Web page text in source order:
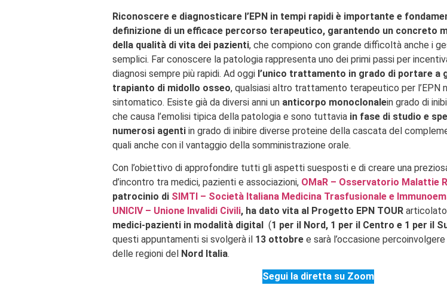
Riconoscere e diagnosticare l’EPN in tempi rapidi è importante e
definizione di un efficace percorso terapeutico, garantendo un concreto
della qualità di vita dei pazienti, che compiono con grande difficoltà anche i
semplici. Far conoscere la patologia rappresenta uno dei primi passi per
diagnosi sempre più rapidi. Ad oggi l’unico trattamento in grado di portare a
trapianto di midollo osseo, qualsiasi altro trattamento terapeutico per l’EPN
sintomatico. Esiste già da diversi anni un anticorpo monoclonalein grado di
che causa l’emolisi tipica della patologia e sono tuttavia in fase di studio e
numerosi agenti in grado di inibire diverse proteine della cascata del
quali anche con il vantaggio della somministrazione orale.
Con l’obiettivo di approfondire tutti gli aspetti suesposti e di creare una
d’incontro tra medici, pazienti e associazioni, OMaR – Osservatorio Malattie
patrocinio di SIMTI – Società Italiana Medicina Trasfusionale e
UNICIV – Unione Invalidi Civili, ha dato vita al Progetto EPN TOUR
medici-pazienti in modalità digital (1 per il Nord, 1 per il Centro e 1 per il
questi appuntamenti si svolgerà il 13 ottobre e sarà l’occasione
delle regioni del Nord Italia.
Segui la diretta su Zoom